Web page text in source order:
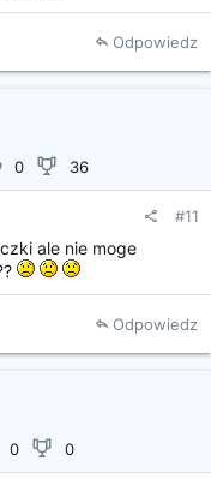
Odpowiedz
0 36
#11
ale nie moge
Odpowiedz
0 0